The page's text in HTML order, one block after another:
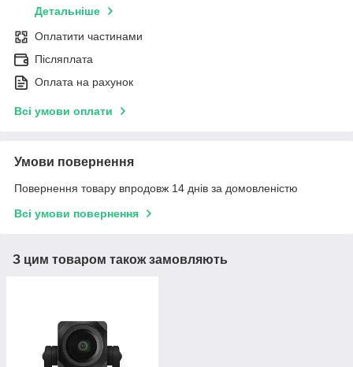
Детальніше
Оплатити частинами
Післяплата
Оплата на рахунок
Всі умови оплати
Умови повернення
Повернення товару впродовж 14 днів за домовленістю
Всі умови повернення
З цим товаром також замовляють